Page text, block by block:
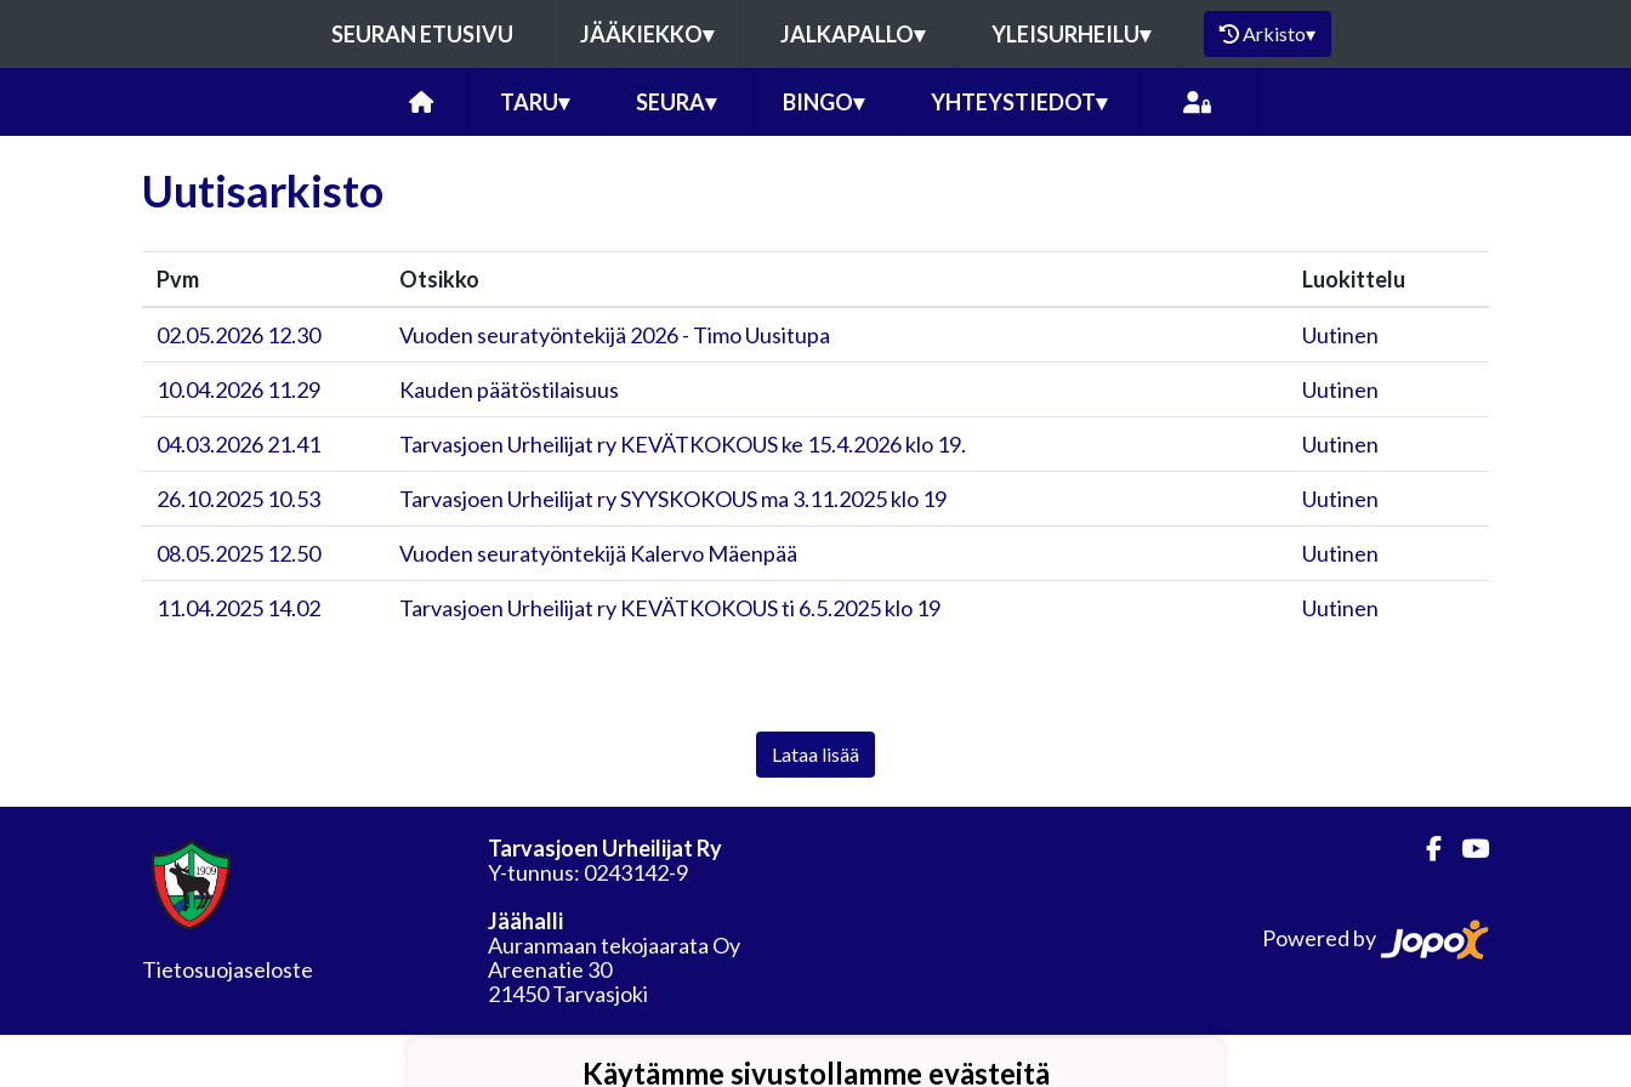
SEURAN ETUSIVU JÄÄKIEKKO▾ JALKAPALLO▾ YLEISURHEILU▾ Arkisto▾
TARU▾ SEURA▾ BINGO▾ YHTEYSTIEDOT▾
Uutisarkisto
Pvm Otsikko Luokittelu
02.05.2026 12.30 Vuoden seuratyöntekijä 2026 - Timo Uusitupa Uutinen
10.04.2026 11.29 Kauden päätöstilaisuus Uutinen
04.03.2026 21.41 Tarvasjoen Urheilijat ry KEVÄTKOKOUS ke 15.4.2026 klo 19. Uutinen
26.10.2025 10.53 Tarvasjoen Urheilijat ry SYYSKOKOUS ma 3.11.2025 klo 19 Uutinen
08.05.2025 12.50 Vuoden seuratyöntekijä Kalervo Mäenpää Uutinen
11.04.2025 14.02 Tarvasjoen Urheilijat ry KEVÄTKOKOUS ti 6.5.2025 klo 19 Uutinen
Lataa lisää
Tietosuojaseloste
Tarvasjoen Urheilijat Ry
Y-tunnus: 0243142-9
Jäähalli
Auranmaan tekojaarata Oy
Areenatie 30
21450 Tarvasjoki
Powered by
Käytämme sivustollamme evästeitä